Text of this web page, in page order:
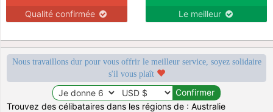
Qualité confirmée Le meilleur
Nous travaillons dur pour vous offrir le meilleur service, soyez solidaire
s'il vous plaît
Trouvez des célibataires dans les régions de : Australie